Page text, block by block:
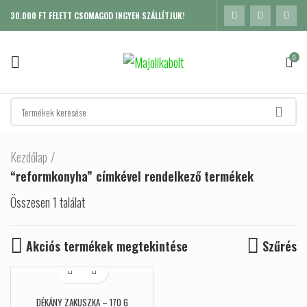
30.000 FT FELETT CSOMAGOD INGYEN SZÁLLÍTJUK!
0
Kezdőlap
“reformkonyha” címkével rendelkező termékek
Összesen 1 találat
Akciós termékek megtekintése Szűrés
DÉKÁNY ZAKUSZKA – 170 G